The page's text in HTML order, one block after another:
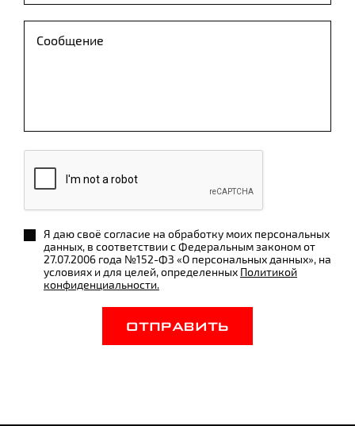
Я даю своё согласие на обработку моих персональных
данных, в соответствии с Федеральным законом от
27.07.2006 года №152-ФЗ «О персональных данных», на
условиях и для целей, определенных Политикой
конфиденциальности.
ОТПРАВИТЬ